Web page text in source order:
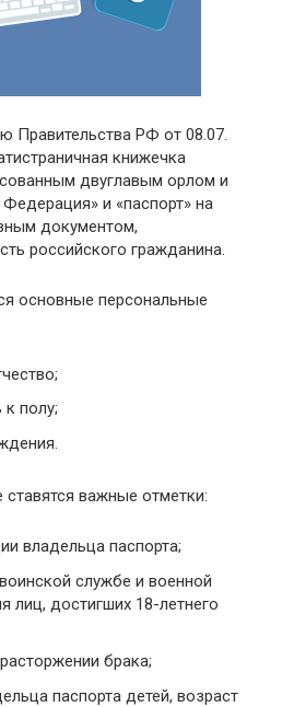
Правительства РФ от 08.07.
книжечка
двуглавым орлом и
и «паспорт» на
документом,
российского гражданина.
основные персональные
полу;
важные отметки:
владельца паспорта;
службе и военной
лиц, достигших 18-летнего
брака;
паспорта детей, возраст